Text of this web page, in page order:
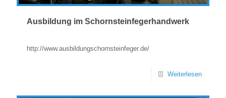
Ausbildung im Schornsteinfegerhandwerk
http://www.ausbildungschornsteinfeger.de/
Weiterlesen